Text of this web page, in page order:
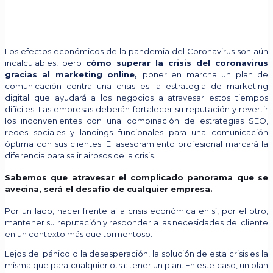
Los efectos económicos de la pandemia del Coronavirus son aún
incalculables, pero cómo superar la crisis del coronavirus
gracias al marketing online, poner en marcha un plan de
comunicación contra una crisis es la estrategia de marketing
digital que ayudará a los negocios a atravesar estos tiempos
difíciles. Las empresas deberán fortalecer su reputación y revertir
los inconvenientes con una combinación de estrategias SEO,
redes sociales y landings funcionales para una comunicación
óptima con sus clientes. El asesoramiento profesional marcará la
diferencia para salir airosos de la crisis.
Sabemos que atravesar el complicado panorama que se
avecina, será el desafío de cualquier empresa.
Por un lado, hacer frente a la crisis económica en sí, por el otro,
mantener su reputación y responder a las necesidades del cliente
en un contexto más que tormentoso.
Lejos del pánico o la desesperación, la solución de esta crisis es la
misma que para cualquier otra: tener un plan. En este caso, un plan